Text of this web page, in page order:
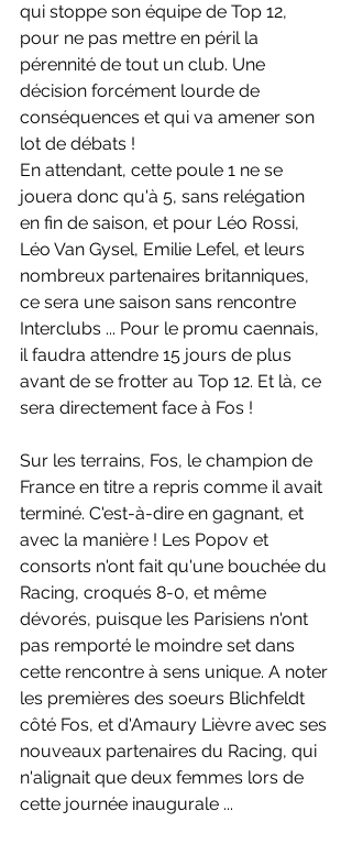
qui stoppe son équipe de Top 12,
pour ne pas mettre en péril la
pérennité de tout un club. Une
décision forcément lourde de
conséquences et qui va amener son
lot de débats !
En attendant, cette poule 1 ne se
jouera donc qu'à 5, sans relégation
en fin de saison, et pour Léo Rossi,
Léo Van Gysel, Emilie Lefel, et leurs
nombreux partenaires britanniques,
ce sera une saison sans rencontre
Interclubs ... Pour le promu caennais,
il faudra attendre 15 jours de plus
avant de se frotter au Top 12. Et là, ce
sera directement face à Fos !
Sur les terrains, Fos, le champion de
France en titre a repris comme il avait
terminé. C'est-à-dire en gagnant, et
avec la manière ! Les Popov et
consorts n'ont fait qu'une bouchée du
Racing, croqués 8-0, et même
dévorés, puisque les Parisiens n'ont
pas remporté le moindre set dans
cette rencontre à sens unique. A noter
les premières des soeurs Blichfeldt
côté Fos, et d'Amaury Lièvre avec ses
nouveaux partenaires du Racing, qui
n'alignait que deux femmes lors de
cette journée inaugurale ...